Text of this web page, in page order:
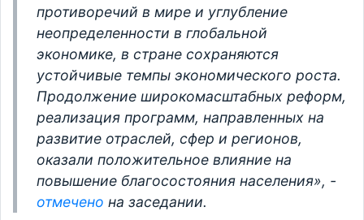
противоречий в мире и углубление
неопределенности в глобальной
экономике, в стране сохраняются
устойчивые темпы экономического роста.
Продолжение широкомасштабных реформ,
реализация программ, направленных на
развитие отраслей, сфер и регионов,
оказали положительное влияние на
повышение благосостояния населения», -
отмечено на заседании.